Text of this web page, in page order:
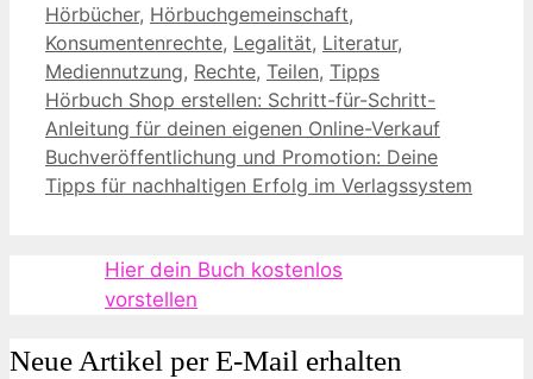
Hörbücher, Hörbuchgemeinschaft,
Konsumentenrechte, Legalität, Literatur,
Mediennutzung, Rechte, Teilen, Tipps
Hörbuch Shop erstellen: Schritt-für-Schritt-
Anleitung für deinen eigenen Online-Verkauf
Buchveröffentlichung und Promotion: Deine
Tipps für nachhaltigen Erfolg im Verlagssystem
Hier dein Buch kostenlos
vorstellen
Neue Artikel per E-Mail erhalten